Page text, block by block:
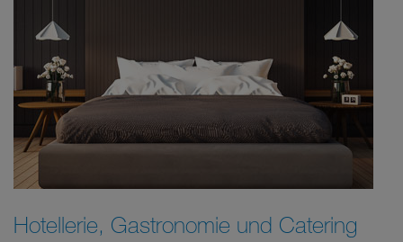
Hotellerie, Gastronomie und Catering